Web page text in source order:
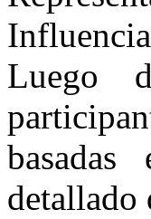
Luego
detallado